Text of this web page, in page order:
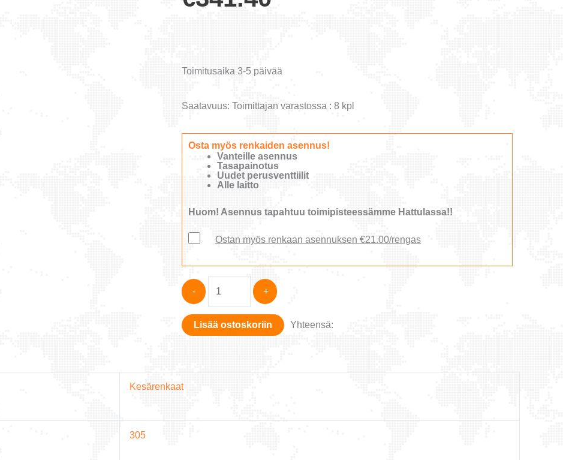
Toimitusaika 3-5 päivää
Saatavuus: Toimittajan varastossa : 8 kpl
Osta myös renkaiden asennus!
Vanteille asennus
Tasapainotus
Uudet perusventtiilit
Alle laitto
Huom! Asennus tapahtuu toimipisteessämme Hattulassa!!
Ostan myös renkaan asennuksen €21.00/rengas
-
305/55R20
WILDPEAK
R/T01
+
Lisää ostoskoriin Yhteensä:
Kesärenkaat
305